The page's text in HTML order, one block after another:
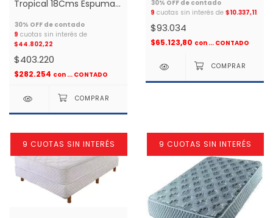
Tropical 18Cms Espuma
9 cuotas sin interés de
$44.802,22
$403.220
$282.254 con ... CONTADO
9 cuotas sin interés de $10.337,11
$93.034
$65.123,80 con ... CONTADO
9 CUOTAS SIN INTERÉS 9 CUOTAS SIN INTERÉS